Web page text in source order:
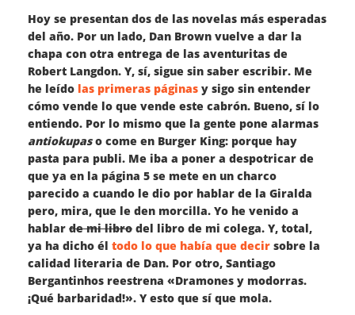
Hoy se presentan dos de las novelas más esperadas
del año. Por un lado, Dan Brown vuelve a dar la
chapa con otra entrega de las aventuritas de
Robert Langdon. Y, sí, sigue sin saber escribir. Me
he leído las primeras páginas y sigo sin entender
cómo vende lo que vende este cabrón. Bueno, sí lo
entiendo. Por lo mismo que la gente pone alarmas
antiokupaso come en Burger King: porque hay
pasta para publi. Me iba a poner a despotricar de
que ya en la página 5 se mete en un charco
parecido a cuando le dio por hablar de la Giralda
pero, mira, que le den morcilla. Yo he venido a
hablar de mi libro del libro de mi colega. Y, total,
ya ha dicho él todo lo que había que decir sobre la
calidad literaria de Dan. Por otro, Santiago
Bergantinhos reestrena «Dramones y modorras.
¡Qué barbaridad!». Y esto que sí que mola.